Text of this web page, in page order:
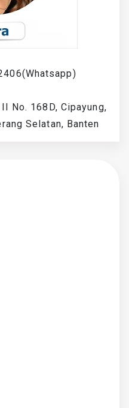
No. 168D, Cipayung,
Selatan, Banten